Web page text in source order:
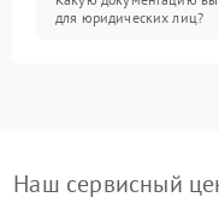
для юридических лиц?
Наш сервисный